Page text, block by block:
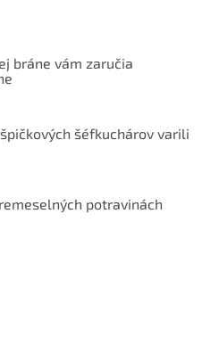
bráne vám zaručia
šéfkuchárov varili
potravinách